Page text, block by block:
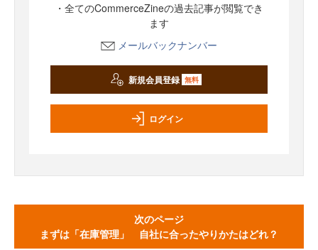
・全てのCommerceZineの過去記事が閲覧でき
ます
メールバックナンバー
新規会員登録 無料
ログイン
次のページ
まずは「在庫管理」 自社に合ったやりかたはどれ？